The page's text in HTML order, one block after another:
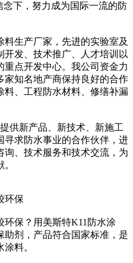
念下，努力成为国际一流的防
生产厂家，先进的实验室及
发、技术推广、人才培训以
重点开发中心。我公司资金力
家知名地产商保持良好的合作
料、工程防水材料、修缮补漏
供新产品、新技术、新施工
寻求防水事业的合作伙伴，进
、技术服务和技术交流，为
环保
环保？用美斯特K11防水涂
剂，产品符合国家标准，是
料。